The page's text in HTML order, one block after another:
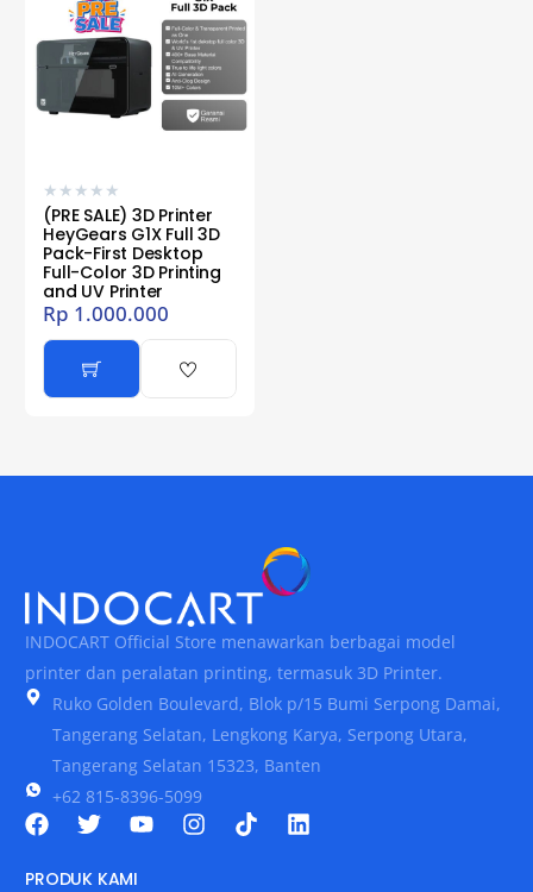
★ ★ ★ ★ ★
(PRE SALE) 3D Printer
HeyGears G1X Full 3D
Pack-First Desktop
Full-Color 3D Printing
and UV Printer
Rp 1.000.000
INDOCART Official Store menawarkan berbagai model
printer dan peralatan printing, termasuk 3D Printer.
Ruko Golden Boulevard, Blok p/15 Bumi Serpong Damai,
Tangerang Selatan, Lengkong Karya, Serpong Utara,
Tangerang Selatan 15323, Banten
+62 815-8396-5099
PRODUK KAMI